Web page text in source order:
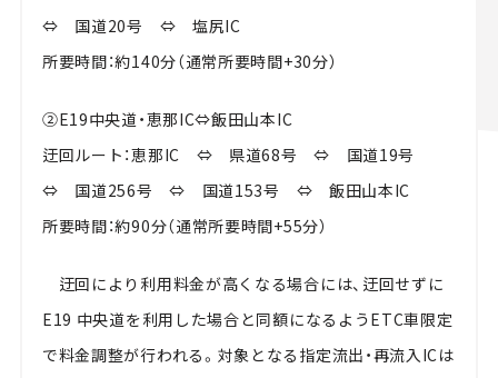
⇔ 国道20号 ⇔ 塩尻IC
所要時間：約140分（通常所要時間+30分）
②E19中央道・恵那IC⇔飯田山本IC
迂回ルート：恵那IC ⇔ 県道68号 ⇔ 国道19号
⇔ 国道256号 ⇔ 国道153号 ⇔ 飯田山本IC
所要時間：約90分（通常所要時間+55分）
迂回により利用料金が高くなる場合には、迂回せずに
E19 中央道を利用した場合と同額になるようETC車限定
で料金調整が行われる。対象となる指定流出・再流入ICは